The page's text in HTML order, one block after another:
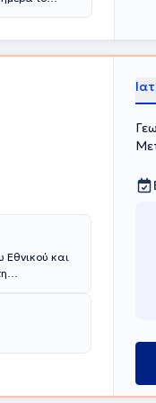
Εθνικού και
είναι
έχει